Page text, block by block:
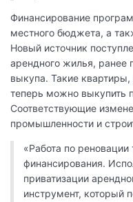
Финансирование
местного бюджета, а
Новый источник
арендного жилья, ранее
выкупа. Такие
теперь можно выкупить
Соответствующие
промышленности и
«Работа по реновации
финансирования.
приватизации
инструмент, который